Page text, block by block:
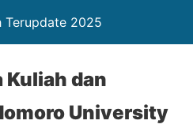
Terupdate 2025
Kuliah dan
University